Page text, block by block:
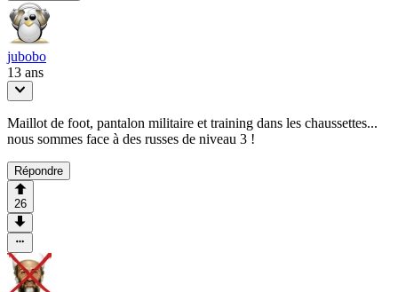
jubobo
13 ans
Maillot de foot, pantalon militaire et training dans les chaussettes...
nous sommes face à des russes de niveau 3 !
Répondre
26